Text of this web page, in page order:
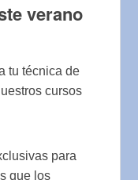
verano
tu técnica de
cursos
para
que los